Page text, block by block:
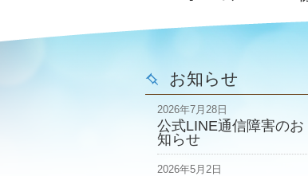
お知らせ
2026年7月28日
公式LINE通信障害のお
知らせ
2026年5月2日